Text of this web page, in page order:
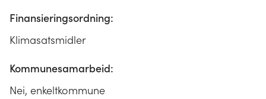
Finansieringsordning:
Klimasatsmidler
Kommunesamarbeid:
Nei, enkeltkommune